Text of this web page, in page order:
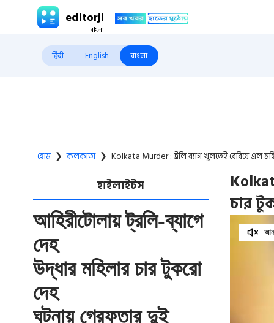
editorji
हिंदी English বাংলা
হোম ❯ কলকাতা ❯ Kolkata Murder : ট্রলি ব্যাগ খুলতেই বেরিয়ে এল
হাইলাইটস
আহিরীটোলায় ট্রলি-ব্যাগে
দেহ
উদ্ধার মহিলার চার টুকরো
দেহ
ঘটনায় গ্রেফতার দুই
চার